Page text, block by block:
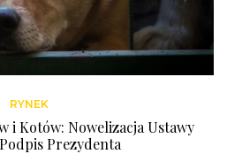
RYNEK
i Kotów: Nowelizacja Ustawy
Prezydenta